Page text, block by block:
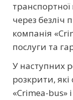
через безліч
компанія
послуги та
У наступних
розкрити,
«Crimea-bus»